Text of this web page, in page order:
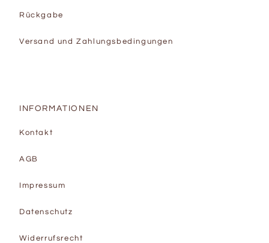
Rückgabe
Versand und Zahlungsbedingungen
INFORMATIONEN
Kontakt
AGB
Impressum
Datenschutz
Widerrufsrecht